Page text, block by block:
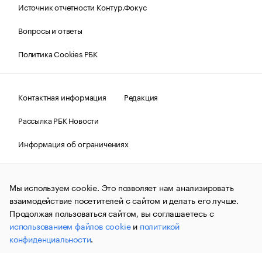
Источник отчетности Контур.Фокус
Вопросы и ответы
Политика Cookies РБК
Контактная информация
Редакция
Рассылка РБК Новости
Информация об ограничениях
Правовая информация
О соблюдении авторских прав
© АО «РОСБИЗНЕСКОНСАЛТИНГ»,1995–2026.Сообщения
и материалы информационного агентства «РБК»
(зарегистрировано Федеральной службой по надзору в сфере
связи, информационных технологий и массовых
коммуникаций (Роскомнадзор) 09.12.2015 за номером ИА
№ФС77-63848) сопровождаются пометкой «РБК». Отдельные
публикации могут содержать информацию,
Мы используем cookie. Это позволяет нам анализировать
взаимодействие посетителей с сайтом и делать его лучше.
Продолжая пользоваться сайтом, вы соглашаетесь с
использованием файлов cookieи политикой
конфиденциальности.